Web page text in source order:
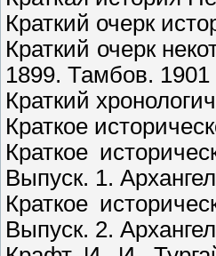
Краткий очерк
Краткий очерк
1899. Тамбов. 1901
Краткий
Краткое
Краткое
Выпуск. 1.
Краткое
Выпуск. 2.